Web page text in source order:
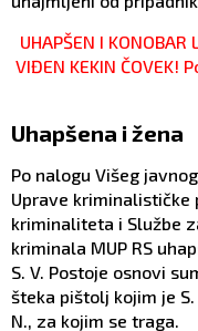
UHAPŠEN I KONOBAR
VIĐEN KEKIN
Uhapšena i žena
Po nalogu Višeg
Uprave kriminalističke
kriminaliteta i Službe
kriminala MUP RS
S. V. Postoje osnovi
šteka pištolj kojim je
N., za kojim se traga.